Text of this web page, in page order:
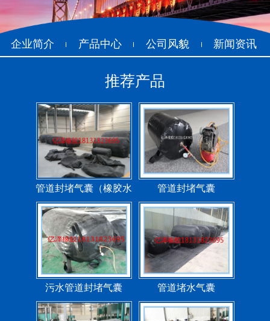
企业简介 产品中心 公司风貌 新闻资讯
推荐产品
管道封堵气囊（橡胶水
堵）
管道封堵气囊
污水管道封堵气囊 管道堵水气囊